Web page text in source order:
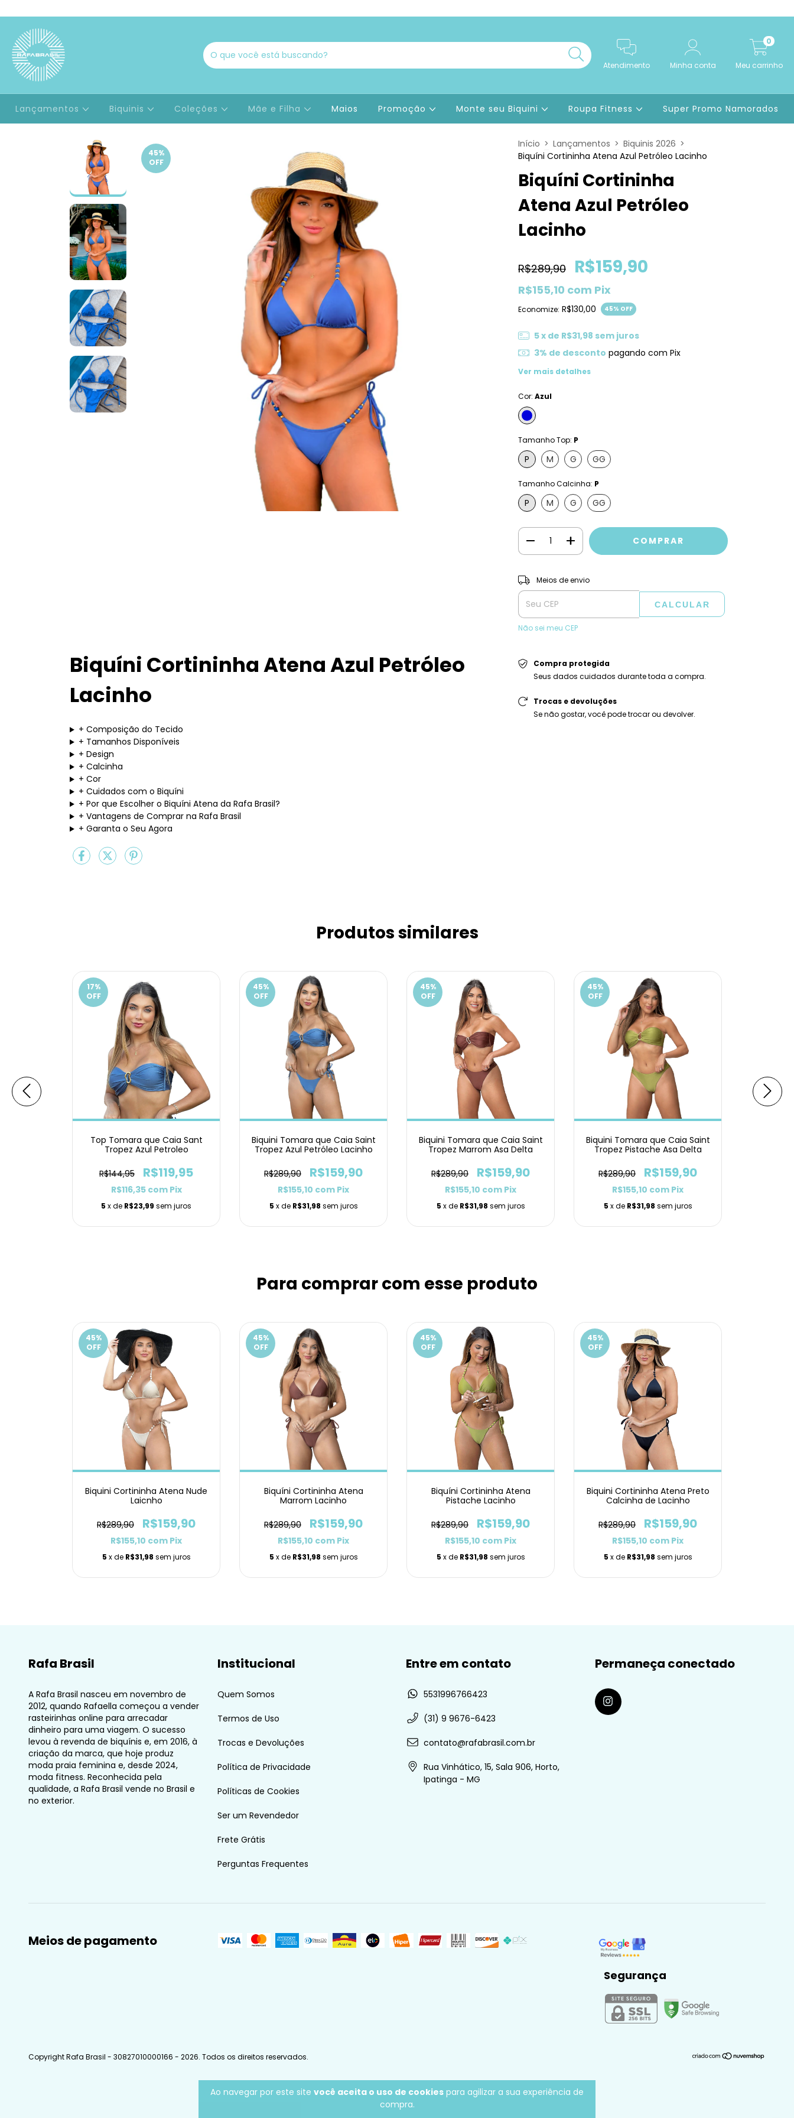
Atendimento Minha conta Meu carrinho
0
Lançamentos Biquinis Coleções Mãe e Filha Maios Promoção Monte seu Biquini Roupa Fitness Super Promo Namorados
Ao navegar por este site você aceita o uso de cookies para agilizar a sua experiência de
compra.
45%
OFF
Biquíni Cortininha Atena Azul Petróleo
Lacinho
+ Composição do Tecido
+ Tamanhos Disponíveis
+ Design
+ Calcinha
+ Cor
+ Cuidados com o Biquíni
+ Por que Escolher o Biquíni Atena da Rafa Brasil?
+ Vantagens de Comprar na Rafa Brasil
+ Garanta o Seu Agora
Início > Lançamentos > Biquinis 2026 >
Biquíni Cortininha Atena Azul Petróleo Lacinho
Biquíni Cortininha
Atena Azul Petróleo
Lacinho
R$289,90 R$159,90
R$155,10 com Pix
Economize: R$130,00 45% OFF
5x de R$31,98 sem juros
3% de desconto pagando com Pix
Ver mais detalhes
Cor: Azul
Tamanho Top: P
P M G GG
Tamanho Calcinha: P
P M G GG
Entregas para o CEP:
Meios de envio
CALCULAR
Não sei meu CEP
Compra protegida
Seus dados cuidados durante toda a compra.
Trocas e devoluções
Se não gostar, você pode trocar ou devolver.
Produtos similares
17%
OFF
Top Tomara que Caia Sant
Tropez Azul Petroleo
R$144,95 R$119,95
R$116,35 com Pix
5 x de R$23,99 sem juros
45%
OFF
Biquini Tomara que Caia Saint
Tropez Azul Petróleo Lacinho
R$289,90 R$159,90
R$155,10 com Pix
5 x de R$31,98 sem juros
45%
OFF
Biquini Tomara que Caia Saint
Tropez Marrom Asa Delta
R$289,90 R$159,90
R$155,10 com Pix
5 x de R$31,98 sem juros
45%
OFF
Biquini Tomara que Caia Saint
Tropez Pistache Asa Delta
R$289,90 R$159,90
R$155,10 com Pix
5 x de R$31,98 sem juros
Para comprar com esse produto
45%
OFF
Biquini Cortininha Atena Nude
Laicnho
R$289,90 R$159,90
R$155,10 com Pix
5 x de R$31,98 sem juros
45%
OFF
Biquíni Cortininha Atena
Marrom Lacinho
R$289,90 R$159,90
R$155,10 com Pix
5 x de R$31,98 sem juros
45%
OFF
Biquíni Cortininha Atena
Pistache Lacinho
R$289,90 R$159,90
R$155,10 com Pix
5 x de R$31,98 sem juros
45%
OFF
Biquini Cortininha Atena Preto
Calcinha de Lacinho
R$289,90 R$159,90
R$155,10 com Pix
5 x de R$31,98 sem juros
Rafa Brasil
A Rafa Brasil nasceu em novembro de
2012, quando Rafaella começou a vender
rasteirinhas online para arrecadar
dinheiro para uma viagem. O sucesso
levou à revenda de biquínis e, em 2016, à
criação da marca, que hoje produz
moda praia feminina e, desde 2024,
moda fitness. Reconhecida pela
qualidade, a Rafa Brasil vende no Brasil e
no exterior.
Institucional
Quem Somos
Termos de Uso
Trocas e Devoluções
Política de Privacidade
Políticas de Cookies
Ser um Revendedor
Frete Grátis
Perguntas Frequentes
Entre em contato
5531996766423
(31) 9 9676-6423
contato@rafabrasil.com.br
Rua Vinhático, 15, Sala 906, Horto,
Ipatinga - MG
Permaneça conectado
Meios de pagamento
Segurança
Copyright Rafa Brasil - 30827010000166 - 2026. Todos os direitos reservados.